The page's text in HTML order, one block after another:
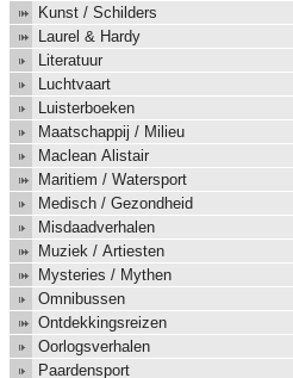
Kunst / Schilders
Laurel & Hardy
Literatuur
Luchtvaart
Luisterboeken
Maatschappij / Milieu
Maclean Alistair
Maritiem / Watersport
Medisch / Gezondheid
Misdaadverhalen
Muziek / Artiesten
Mysteries / Mythen
Omnibussen
Ontdekkingsreizen
Oorlogsverhalen
Paardensport